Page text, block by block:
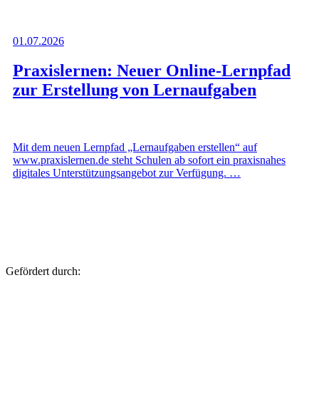
01.07.2026
Praxislernen: Neuer Online-Lernpfad
zur Erstellung von Lernaufgaben
Mit dem neuen Lernpfad „Lernaufgaben erstellen“ auf
www.praxislernen.de steht Schulen ab sofort ein praxisnahes
digitales Unterstützungsangebot zur Verfügung. …
Gefördert durch: